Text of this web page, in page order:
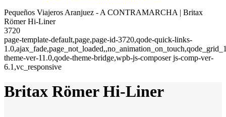
Pequeños Viajeros Aranjuez - A CONTRAMARCHA | Britax
Römer Hi-Liner
3720
page-template-default,page,page-id-3720,qode-quick-links-
theme-ver-11.0,qode-theme-bridge,wpb-js-composer js-comp-ver-
6.1,vc_responsive
Britax Römer Hi-Liner